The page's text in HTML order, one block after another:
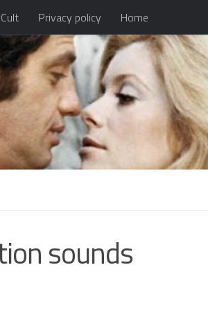
Cult Privacy policy Home
sounds